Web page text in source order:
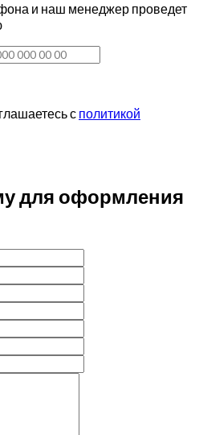
и наш менеджер проведет
с политикой
для оформления